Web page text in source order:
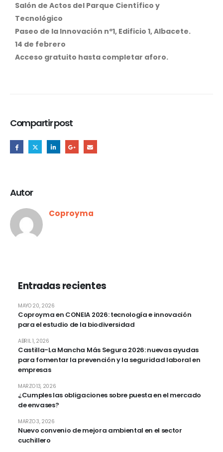
Salón de Actos del Parque Científico y
Tecnológico
Paseo de la Innovación nº1, Edificio 1, Albacete.
14 de febrero
Acceso gratuito hasta completar aforo.
Compartir post
Autor
Coproyma
Entradas recientes
Coproyma en CONEIA 2026: tecnología e innovación
para el estudio de la biodiversidad
MAYO 20, 2026
Castilla-La Mancha Más Segura 2026: nuevas ayudas
para fomentar la prevención y la seguridad laboral en
empresas
ABRIL 1, 2026
¿Cumples las obligaciones sobre puesta en el mercado
de envases?
MARZO 13, 2026
Nuevo convenio de mejora ambiental en el sector
cuchillero
MARZO 3, 2026